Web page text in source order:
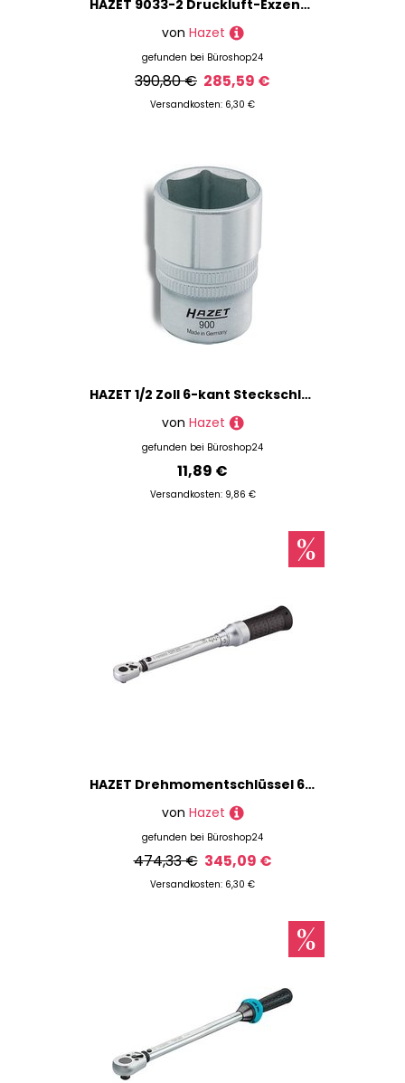
HAZET 9033-2 Druckluft-Exzenterschleifer 375 W
von Hazet
gefunden bei Büroshop24
390,80 € 285,59 €
Versandkosten: 6,30 €
HAZET 1/2 Zoll 6-kant Steckschlüsseleinsatz Größe: 13,0 mm
von Hazet
gefunden bei Büroshop24
11,89 €
Versandkosten: 9,86 €
HAZET Drehmomentschlüssel 6109-2CT, 1 St.
von Hazet
gefunden bei Büroshop24
474,33 € 345,09 €
Versandkosten: 6,30 €